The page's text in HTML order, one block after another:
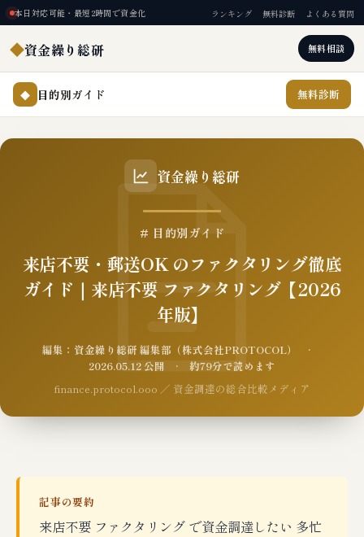
本日対応可能・最短2時間で資金化 ランキング 無料診断 よくある質問
◆資金繰り総研 無料相談
◆ 目的別ガイド 無料診断
資金繰り総研
# 目的別ガイド
来店不要・郵送OK のファクタリング徹底
ガイド｜来店不要 ファクタリング【2026
年版】
編集：資金繰り総研 編集部（株式会社PROTOCOL） ·
2026.05.12 公開 · 約79分で読めます
finance.protocol.ooo ／ 資金調達の総合比較メディア
記事の要約
来店不要 ファクタリング で資金調達したい 多忙